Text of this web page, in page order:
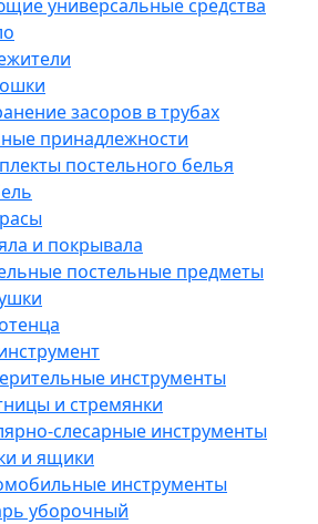
универсальные средства
засоров в трубах
принадлежности
постельного белья
и покрывала
постельные предметы
инструменты
и стремянки
слесарные инструменты
и ящики
инструменты
уборочный